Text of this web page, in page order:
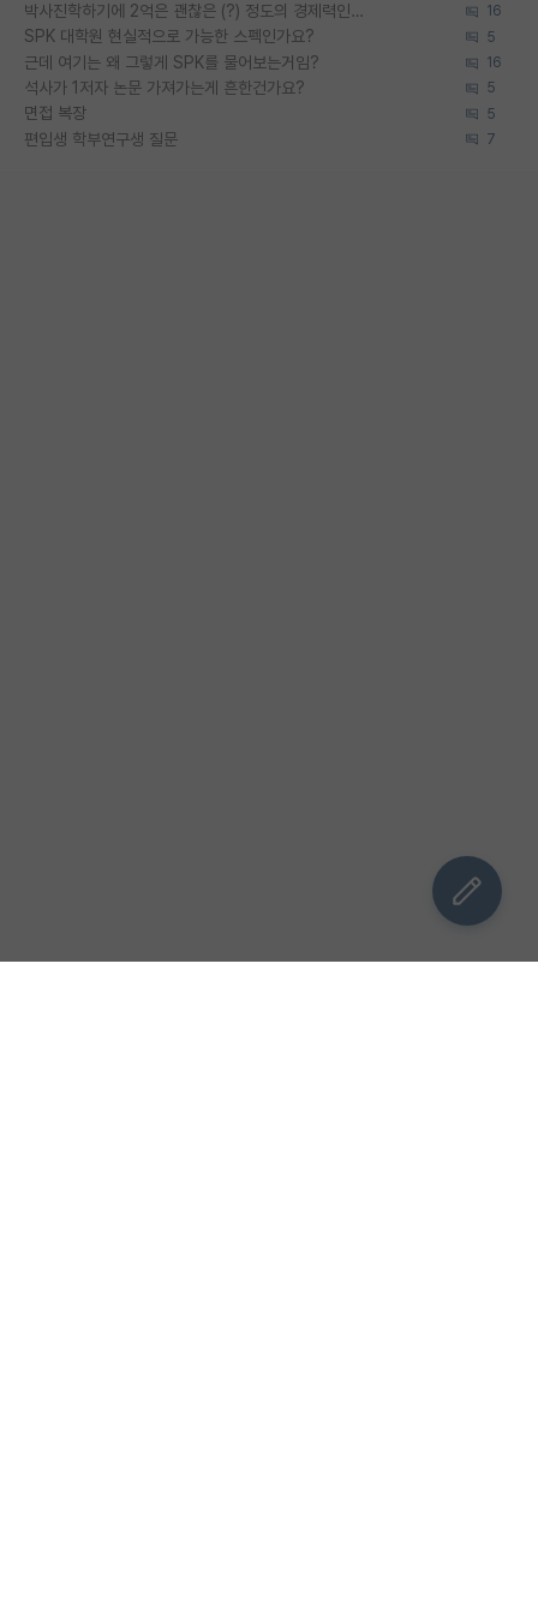
박사진학하기에 2억은 괜찮은 (?) 정도의 경제력인가요 16
SPK 대학원 현실적으로 가능한 스펙인가요? 5
근데 여기는 왜 그렇게 SPK를 물어보는거임? 16
석사가 1저자 논문 가져가는게 흔한건가요? 5
면접 복장 5
편입생 학부연구생 질문 7